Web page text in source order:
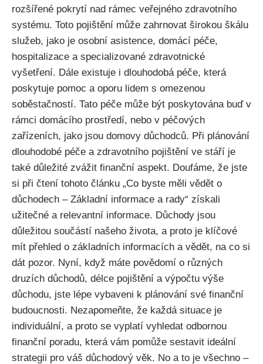
rozšířené pokrytí nad rámec veřejného zdravotního
systému. Toto pojištění může zahrnovat širokou škálu
služeb, jako je osobní asistence, domácí péče,
hospitalizace a specializované zdravotnické
vyšetření. Dále existuje i dlouhodobá péče, která
poskytuje pomoc a oporu lidem s omezenou
soběstačností. Tato péče může být poskytována buď v
rámci domácího prostředí, nebo v péčových
zařízeních, jako jsou domovy důchodců. Při plánování
dlouhodobé péče a zdravotního pojištění ve stáří je
také důležité zvážit finanční aspekt. Doufáme, že jste
si při čtení tohoto článku „Co byste měli vědět o
důchodech – Základní informace a rady“ získali
užitečné a relevantní informace. Důchody jsou
důležitou součástí našeho života, a proto je klíčové
mít přehled o základních informacích a vědět, na co si
dát pozor. Nyní, když máte povědomí o různých
druzích důchodů, délce pojištění a výpočtu výše
důchodu, jste lépe vybaveni k plánování své finanční
budoucnosti. Nezapomeňte, že každá situace je
individuální, a proto se vyplatí vyhledat odbornou
finanční poradu, která vám pomůže sestavit ideální
strategii pro váš důchodový věk. No a to je všechno –